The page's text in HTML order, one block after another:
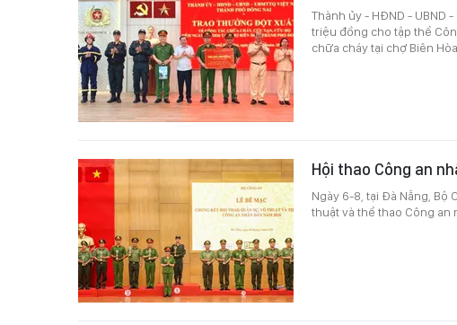
Thành ủy - HĐND - UBND
triệu đồng cho tập thể
chữa cháy tại chợ Biên Hòa.
Hội thao Công an
Ngày 6-8, tại Đà Nẵng, Bộ
thuật và thể thao Công an